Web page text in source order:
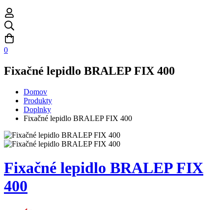
0
Fixačné lepidlo BRALEP FIX 400
Domov
Produkty
Doplnky
Fixačné lepidlo BRALEP FIX 400
Fixačné lepidlo BRALEP FIX
400